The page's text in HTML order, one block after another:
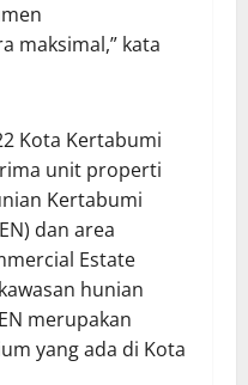
maksimal,” kata
Kota Kertabumi
unit properti
Kertabumi
dan area
Estate
hunian
merupakan
yang ada di Kota